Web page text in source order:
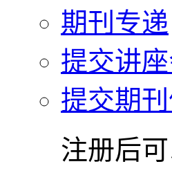
期刊专递
提交讲
提交期
注册后